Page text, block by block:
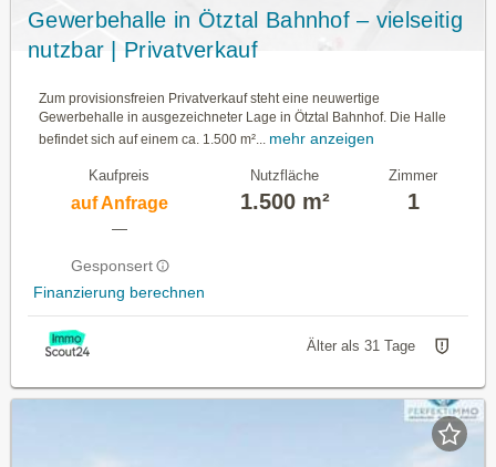
Gewerbehalle in Ötztal Bahnhof – vielseitig
nutzbar | Privatverkauf
Zum provisionsfreien Privatverkauf steht eine neuwertige
Gewerbehalle in ausgezeichneter Lage in Ötztal Bahnhof. Die Halle
befindet sich auf einem ca. 1.500 m²...
mehr anzeigen
Kaufpreis
auf Anfrage
—
Gesponsert
Finanzierung berechnen
Nutzfläche
1.500 m²
Zimmer
1
Älter als 31 Tage